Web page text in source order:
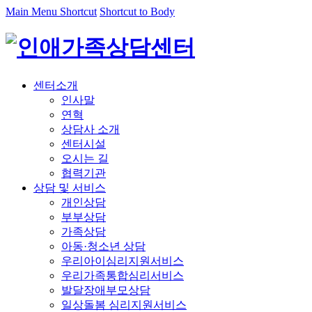
Main Menu Shortcut Shortcut to Body
센터소개
인사말
연혁
상담사 소개
센터시설
오시는 길
협력기관
상담 및 서비스
개인상담
부부상담
가족상담
아동·청소년 상담
우리아이심리지원서비스
우리가족통합심리서비스
발달장애부모상담
일상돌봄 심리지원서비스